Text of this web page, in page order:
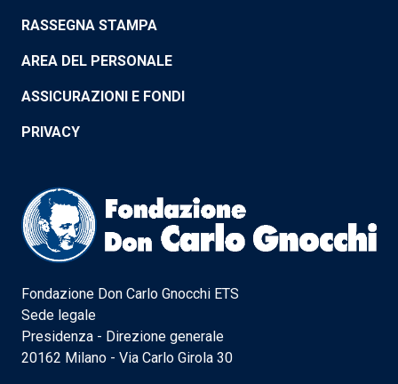
RASSEGNA STAMPA
AREA DEL PERSONALE
ASSICURAZIONI E FONDI
PRIVACY
Fondazione Don Carlo Gnocchi ETS
Sede legale
Presidenza - Direzione generale
20162 Milano - Via Carlo Girola 30